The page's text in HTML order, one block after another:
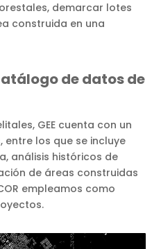
demarcar lotes
construida en una
de datos de
GEE cuenta con un
los que se incluye
análisis históricos de
de áreas construidas
empleamos como